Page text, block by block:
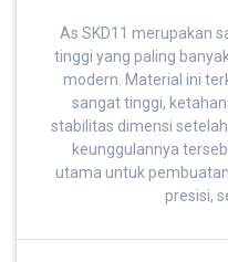
As SKD11 merupakan
tinggi yang paling
modern. Material ini
sangat tinggi,
stabilitas dimensi
keunggulannya
utama untuk
presisi,